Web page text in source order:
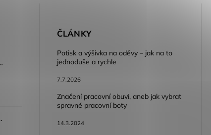
- růžová
šedá
ČLÁNKY
Potisk a výšivka na oděvy – jak na to
jednoduše a rychle
7.7.2026
Značení pracovní obuvi, aneb jak vybrat
spravné pracovní boty
14.3.2024